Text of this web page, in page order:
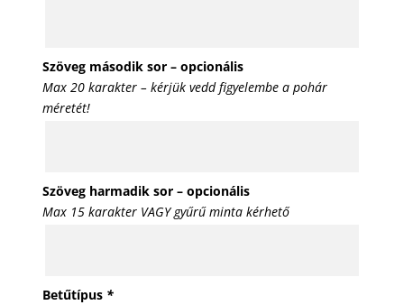
Szöveg második sor – opcionális
Max 20 karakter – kérjük vedd figyelembe a pohár
méretét!
Szöveg harmadik sor – opcionális
Max 15 karakter VAGY gyűrű minta kérhető
Betűtípus *